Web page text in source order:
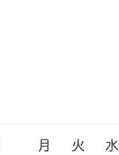
月 火 水